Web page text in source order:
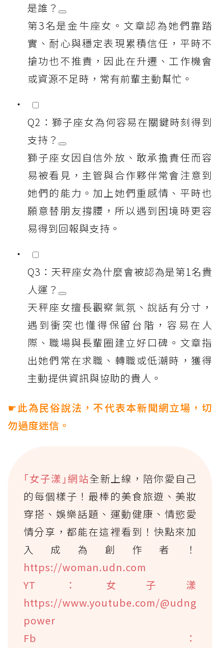
是誰？
第3名是金牛座女。文章認為她們靠踏
實、耐心與穩定表現累積信任，平時不
搶功也不推責，因此在升遷、工作機會
或資源不足時，常有前輩主動幫忙。
Q2：獅子座女為何容易在關鍵時刻得到
支持？
獅子座女因自信外放、敢承擔責任而容
易被看見，主管與合作夥伴常會注意到
她們的能力。加上她們重感情、平時也
願意替朋友撐腰，所以遇到困境時更容
易得到回報與支持。
Q3：天秤座女為什麼會被認為是第1名貴
人運？
天秤座女擅長觀察氣氛、說話有分寸，
遇到衝突也懂得保留台階，容易在人
際、職場與長輩圈建立好口碑。文章指
出她們常在求職、轉職或低潮時，獲得
主動提供資訊與協助的貴人。
☛此為民俗說法，不代表本新聞網立場，切
勿過度迷信。
｢女子漾｣網站全新上線，陪你愛自己
的每個樣子！最棒的美食旅遊、美妝
穿搭、娛樂話題、運動健康、情慾愛
情分享，都能在這裡看到！快點來加
入成為創作者！
https://woman.udn.com
YT：女子漾
https://www.youtube.com/@udng
power
Fb：